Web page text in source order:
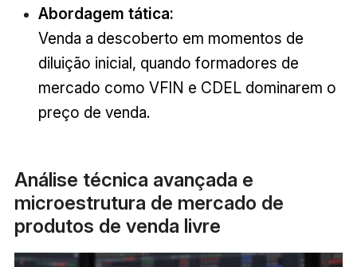
Abordagem tática:
Venda a descoberto em momentos de
diluição inicial, quando formadores de
mercado como VFIN e CDEL dominarem o
preço de venda.
Análise técnica avançada e
microestrutura de mercado de
produtos de venda livre